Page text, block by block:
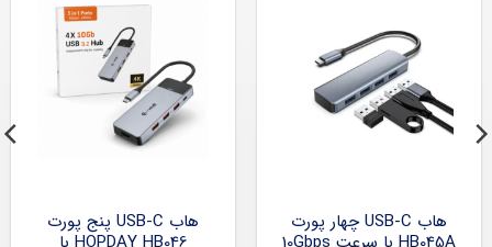
هاب USB-C چهار پورت هاب USB-C پنج پورت